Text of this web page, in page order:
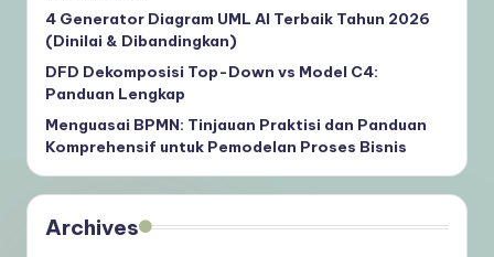
4 Generator Diagram UML AI Terbaik Tahun 2026
(Dinilai & Dibandingkan)
DFD Dekomposisi Top-Down vs Model C4:
Panduan Lengkap
Menguasai BPMN: Tinjauan Praktisi dan Panduan
Komprehensif untuk Pemodelan Proses Bisnis
Archives